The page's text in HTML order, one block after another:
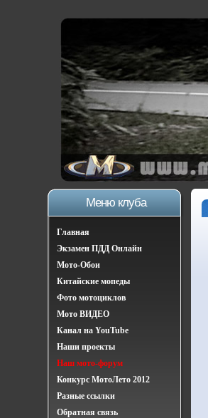
Меню клуба
Главная
Экзамен ПДД Онлайн
Мото-Обои
Китайские мопеды
Фото мотоциклов
Мото ВИДЕО
Канал на YouTube
Наши проекты
Наш мото-форум
Конкурс МотоЛето 2012
Разные ссылки
Обратная связь